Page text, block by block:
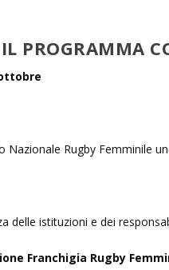
PROGRAMMA
Nazionale Rugby Femminile
delle istituzioni e dei
Franchigia Rugby